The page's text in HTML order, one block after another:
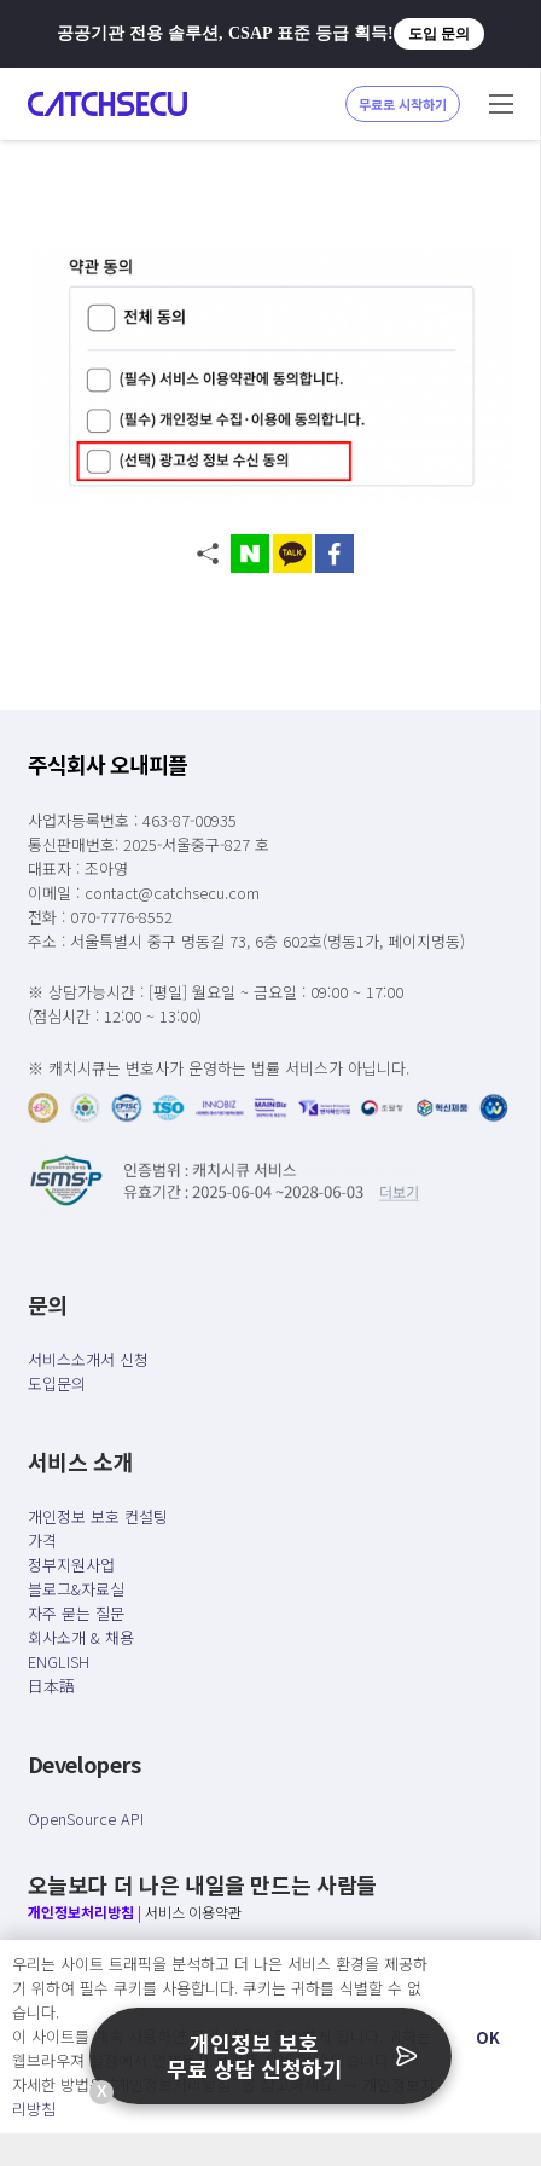
공공기관 전용 솔루션, CSAP 표준 등급 획득! 도입 문의
무료로 시작하기
주식회사 오내피플
사업자등록번호 : 463-87-00935
통신판매번호: 2025-서울중구-827 호
대표자 : 조아영
이메일 : contact@catchsecu.com
전화 : 070-7776-8552
주소 : 서울특별시 중구 명동길 73, 6층 602호(명동1가, 페이지명동)
※ 상담가능시간 : [평일] 월요일 ~ 금요일 : 09:00 ~ 17:00
(점심시간 : 12:00 ~ 13:00)
※ 캐치시큐는 변호사가 운영하는 법률 서비스가 아닙니다.
문의
서비스소개서 신청
도입문의
서비스 소개
개인정보 보호 컨설팅
가격
정부지원사업
블로그&자료실
자주 묻는 질문
회사소개 & 채용
ENGLISH
日本語
Developers
OpenSource API
오늘보다 더 나은 내일을 만드는 사람들
개인정보처리방침 | 서비스 이용약관
○ 개인정보보호 컴플라이언스를 선도하겠습니다.
○ 정보주체의 권리를 보장하겠습니다.
○ 기업의 개인정보보호를 위한 효율적 관리를 보장하겠습니다.
Copyright Ⓒ
2026 O.NE PEOPLE Co., Ltd. All rights reserved.
우리는 사이트 트래픽을 분석하고 더 나은 서비스 환경을 제공하
기 위하여 필수 쿠키를 사용합니다. 쿠키는 귀하를 식별할 수 없
습니다.
이 사이트를 계속 사용하면 쿠키 사용에 동의하게 됩니다. 귀하는
웹브라우져 설정에서 언제든지 쿠키를 삭제 할 수있습니다.
자세한 방법은 “개인정보처리방침” 을 참고하세요. →
리방침
OK
X
개인정보 보호
무료 상담 신청하기